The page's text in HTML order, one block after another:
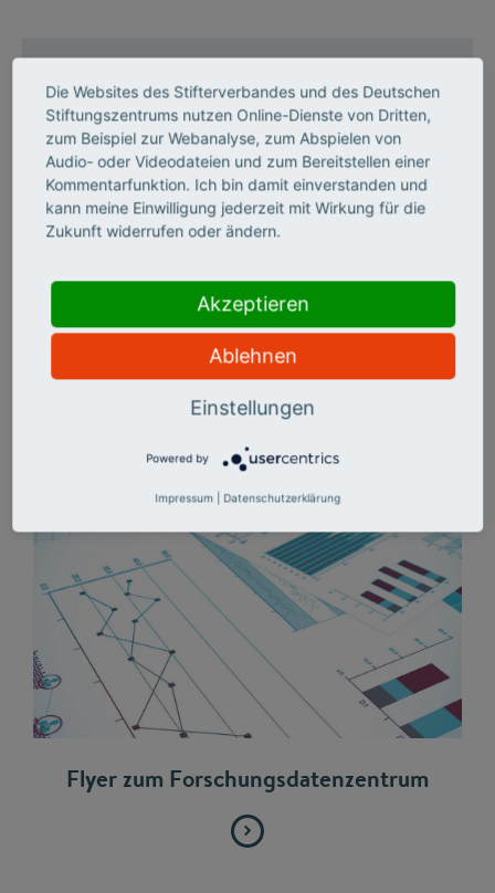
Fragebögen derFuE-Erhebung
Datennutzung
Datenzugang
Serviceleistungen
PDF-Download
Flyer zum Forschungsdatenzentrum
Die Websites des Stifterverbandes und des Deutschen
Stiftungszentrums nutzen Online-Dienste von Dritten,
zum Beispiel zur Webanalyse, zum Abspielen von
Audio- oder Videodateien und zum Bereitstellen einer
Kommentarfunktion. Ich bin damit einverstanden und
kann meine Einwilligung jederzeit mit Wirkung für die
Zukunft widerrufen oder ändern.
Akzeptieren
Ablehnen
Einstellungen
Powered by
Impressum Datenschutzerklärung